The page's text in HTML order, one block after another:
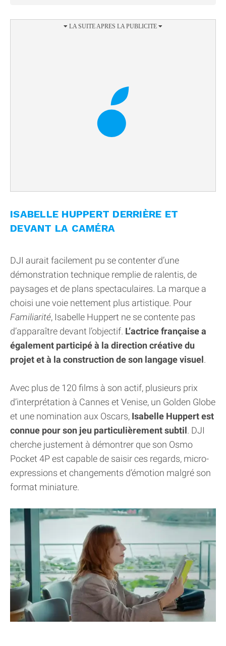
ISABELLE HUPPERT DERRIÈRE ET
DEVANT LA CAMÉRA
DJI aurait facilement pu se contenter d’une
démonstration technique remplie de ralentis, de
paysages et de plans spectaculaires. La marque a
choisi une voie nettement plus artistique. Pour
Familiarité, Isabelle Huppert ne se contente pas
d’apparaître devant l’objectif. L’actrice française a
également participé à la direction créative du
projet et à la construction de son langage visuel.
Avec plus de 120 films à son actif, plusieurs prix
d’interprétation à Cannes et Venise, un Golden Globe
et une nomination aux Oscars, Isabelle Huppert est
connue pour son jeu particulièrement subtil. DJI
cherche justement à démontrer que son Osmo
Pocket 4P est capable de saisir ces regards, micro-
expressions et changements d’émotion malgré son
format miniature.